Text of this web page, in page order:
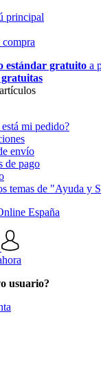
principal
compra
estándar gratuito a
gratuitas
mi pedido?
envío
de pago
temas de "Ayuda y
usuario?